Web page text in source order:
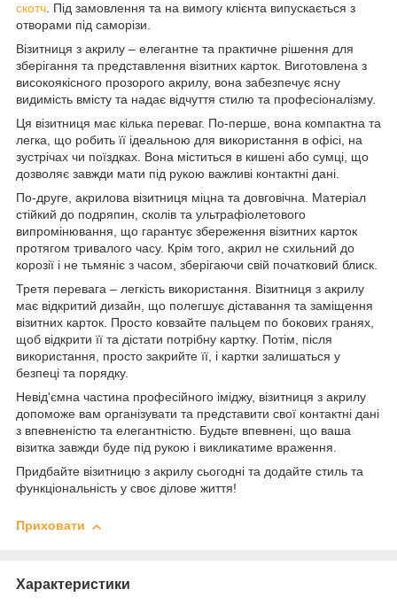
скотч. Під замовлення та на вимогу клієнта випускається з
отворами під саморізи.
Візитниця з акрилу – елегантне та практичне рішення для
зберігання та представлення візитних карток. Виготовлена з
високоякісного прозорого акрилу, вона забезпечує ясну
видимість вмісту та надає відчуття стилю та професіоналізму.
Ця візитниця має кілька переваг. По-перше, вона компактна та
легка, що робить її ідеальною для використання в офісі, на
зустрічах чи поїздках. Вона міститься в кишені або сумці, що
дозволяє завжди мати під рукою важливі контактні дані.
По-друге, акрилова візитниця міцна та довговічна. Матеріал
стійкий до подряпин, сколів та ультрафіолетового
випромінювання, що гарантує збереження візитних карток
протягом тривалого часу. Крім того, акрил не схильний до
корозії і не тьмяніє з часом, зберігаючи свій початковий блиск.
Третя перевага – легкість використання. Візитниця з акрилу
має відкритий дизайн, що полегшує діставання та заміщення
візитних карток. Просто ковзайте пальцем по бокових гранях,
щоб відкрити її та дістати потрібну картку. Потім, після
використання, просто закрийте її, і картки залишаться у
безпеці та порядку.
Невід'ємна частина професійного іміджу, візитниця з акрилу
допоможе вам організувати та представити свої контактні дані
з впевненістю та елегантністю. Будьте впевнені, що ваша
візитка завжди буде під рукою і викликатиме враження.
Придбайте візитницю з акрилу сьогодні та додайте стиль та
функціональність у своє ділове життя!
Приховати
Характеристики